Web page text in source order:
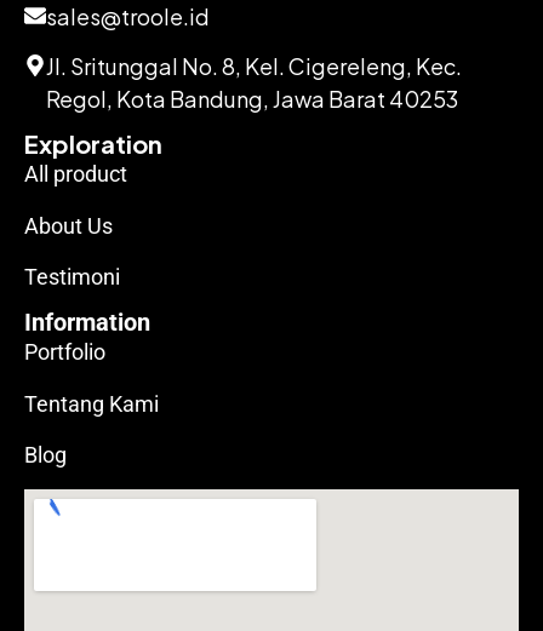
sales@troole.id
Jl. Sritunggal No. 8, Kel. Cigereleng, Kec.
Regol, Kota Bandung, Jawa Barat 40253
Exploration
All product
About Us
Testimoni
Information
Portfolio
Tentang Kami
Blog